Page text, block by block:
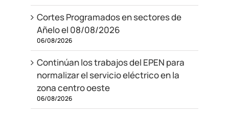
Cortes Programados en sectores de
Añelo el 08/08/2026
06/08/2026
Continúan los trabajos del EPEN para
normalizar el servicio eléctrico en la
zona centro oeste
06/08/2026